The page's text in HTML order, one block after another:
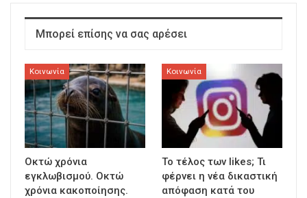
Μπορεί επίσης να σας αρέσει
Κοινωνία
Οκτώ χρόνια
εγκλωβισμού. Οκτώ
χρόνια κακοποίησης.
Κοινωνία
To τέλος των likes; Τι
φέρνει η νέα δικαστική
απόφαση κατά του